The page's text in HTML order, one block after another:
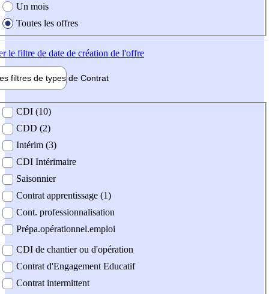
Un mois
Toutes les offres
le filtre de date de création de l'offre
filtres de types de Contrat
contrat
CDI (10)
CDD (2)
Intérim (3)
CDI Intérimaire
Saisonnier
Contrat apprentissage (1)
Cont. professionnalisation
Prépa.opérationnel.emploi
CDI de chantier ou d'opération
Contrat d'Engagement Educatif
Contrat intermittent